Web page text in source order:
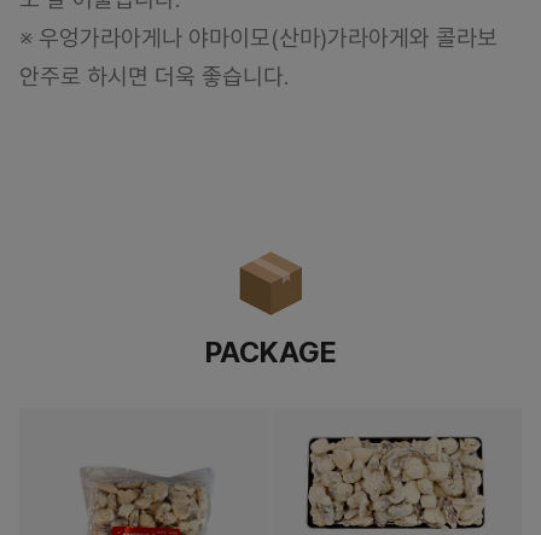
※ 우엉가라아게나 야마이모(산마)가라아게와 콜라보
안주로 하시면 더욱 좋습니다.
PACKAGE